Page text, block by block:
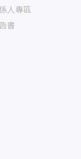
人專區
書